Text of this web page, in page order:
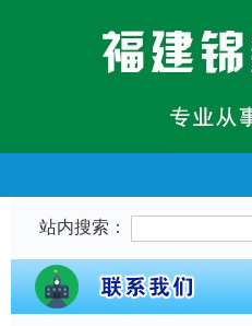
站内搜索：